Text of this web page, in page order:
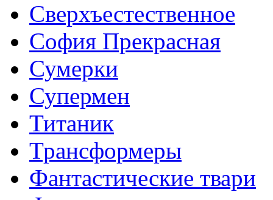
Сверхъестественное
София Прекрасная
Сумерки
Супермен
Титаник
Трансформеры
Фантастические твари